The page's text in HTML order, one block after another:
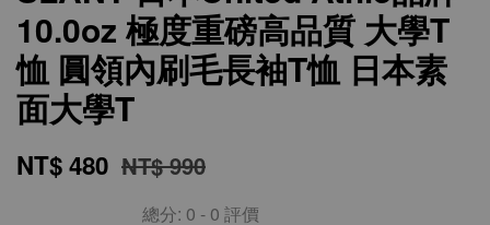
10.0oz 極度重磅高品質 大學T
恤 圓領內刷毛長袖T恤 日本素
面大學T
NT$ 480 NT$ 990
總分: 0 - 0 評價